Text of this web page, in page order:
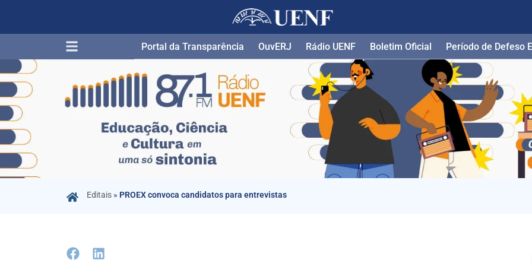
Portal da Transparência​ OuvERJ Rádio UENF Boletim Oficial Período de Defeso
Editais » PROEX convoca candidatos para entrevistas